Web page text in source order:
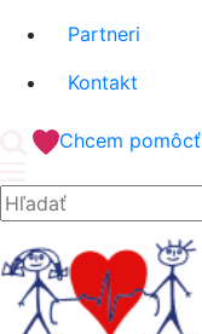
Partneri
Kontakt
'.__('Search').'Chcem pomôcť
Hľadať: